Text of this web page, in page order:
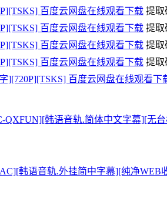
百度云网盘在线观看下载 提取
百度云网盘在线观看下载 提取
百度云网盘在线观看下载 提取
百度云网盘在线观看下载 提取
][720P][TSKS] 百度云网盘在线观看下
QXFUN][韩语音轨.简体中文字幕][无
韩语音轨.外挂简中字幕][纯净